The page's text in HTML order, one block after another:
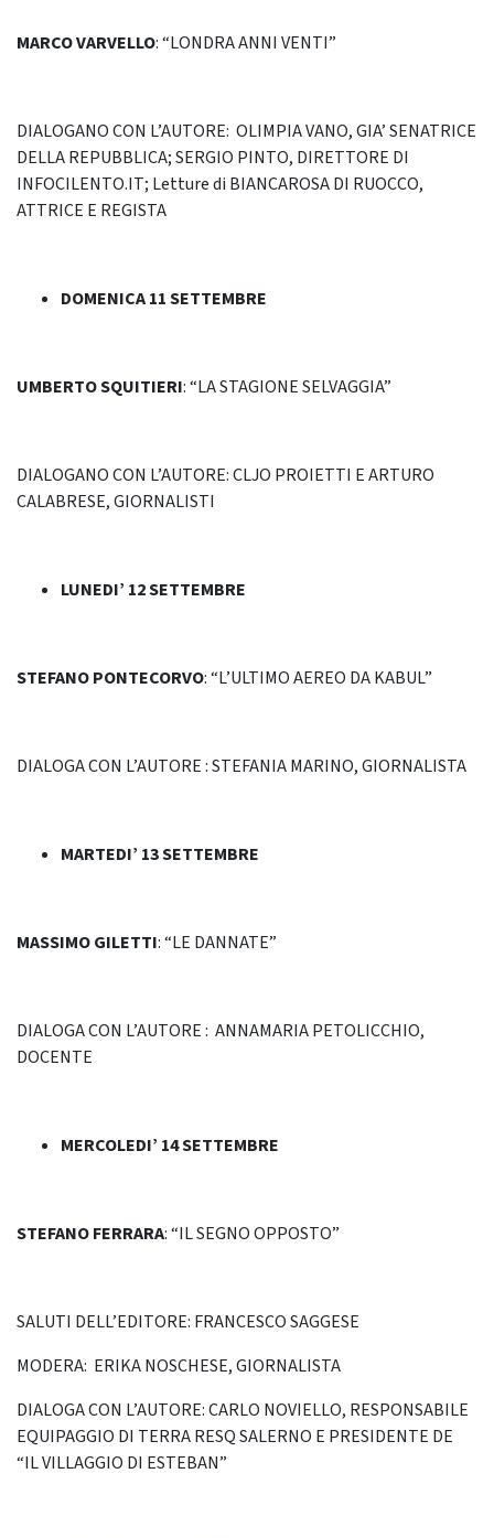
MARCO VARVELLO: “LONDRA ANNI VENTI”
DIALOGANO CON L’AUTORE: OLIMPIA VANO, GIA’ SENATRICE
DELLA REPUBBLICA; SERGIO PINTO, DIRETTORE DI
INFOCILENTO.IT; Letture di BIANCAROSA DI RUOCCO,
ATTRICE E REGISTA
DOMENICA 11 SETTEMBRE
UMBERTO SQUITIERI: “LA STAGIONE SELVAGGIA”
DIALOGANO CON L’AUTORE: CLJO PROIETTI E ARTURO
CALABRESE, GIORNALISTI
LUNEDI’ 12 SETTEMBRE
STEFANO PONTECORVO: “L’ULTIMO AEREO DA KABUL”
DIALOGA CON L’AUTORE : STEFANIA MARINO, GIORNALISTA
MARTEDI’ 13 SETTEMBRE
MASSIMO GILETTI: “LE DANNATE”
DIALOGA CON L’AUTORE : ANNAMARIA PETOLICCHIO,
DOCENTE
MERCOLEDI’ 14 SETTEMBRE
STEFANO FERRARA: “IL SEGNO OPPOSTO”
SALUTI DELL’EDITORE: FRANCESCO SAGGESE
MODERA: ERIKA NOSCHESE, GIORNALISTA
DIALOGA CON L’AUTORE: CARLO NOVIELLO, RESPONSABILE
EQUIPAGGIO DI TERRA RESQ SALERNO E PRESIDENTE DE
“IL VILLAGGIO DI ESTEBAN”